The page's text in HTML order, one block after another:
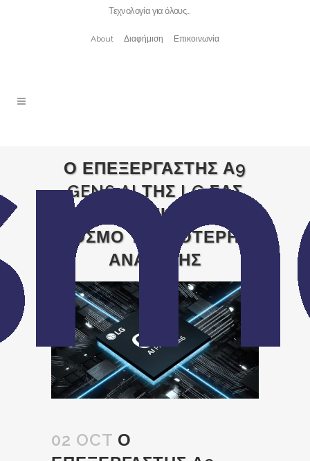
Τεχνολογία για όλους…
About Διαφήμιση Επικοινωνία
Ο ΕΠΕΞΕΡΓΑΣΤΗΣ Α9
GEN6 AI ΤΗΣ LG ΣΑΣ
ΜΕΤΑΦΕΡΕΙ ΣΕ ΕΝΑΝ
ΚΟΣΜΟ ΥΨΗΛΟΤΕΡΗΣ
ΑΝΑΛΥΣΗΣ
02 OCT Ο